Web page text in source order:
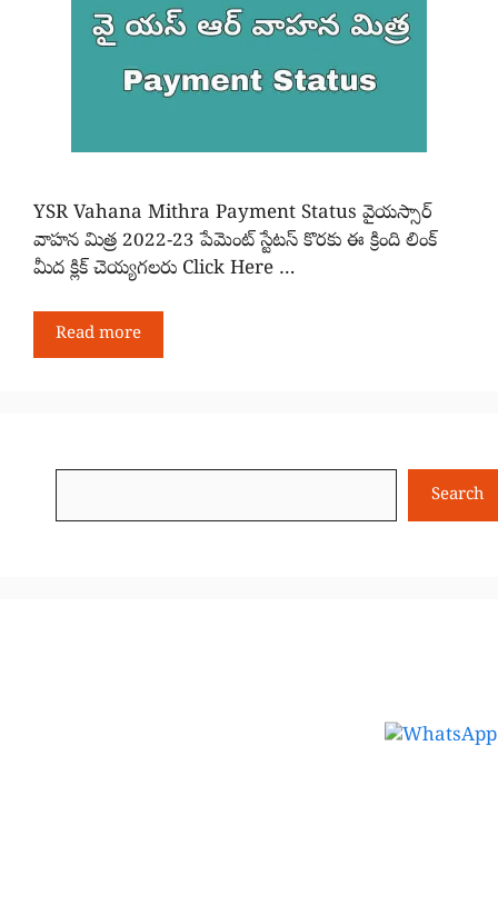
YSR Vahana Mithra Payment Status వైయస్సార్
వాహన మిత్ర 2022-23 పేమెంట్ స్టేటస్ కొరకు ఈ క్రింది లింక్
మీద క్లిక్ చెయ్యగలరు Click Here …
Read more
Search